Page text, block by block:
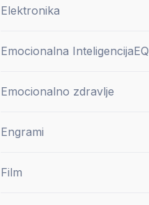
Elektronika
Emocionalna InteligencijaEQ
Emocionalno zdravlje
Engrami
Film